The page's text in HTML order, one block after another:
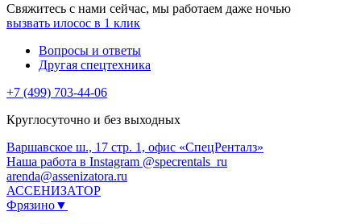
Свяжитесь с нами сейчас, мы работаем даже ночью
вызвать илосос в 1 клик
Вопросы и ответы
Другая спецтехника
+7 (499) 703-44-06
Круглосуточно и без выходных
Варшавское ш., 17 стр. 1, офис «СпецРенталз»
Наша работа в Instagram @specrentals_ru
arenda@assenizatora.ru
АССЕНИЗАТОР
Фрязино▼